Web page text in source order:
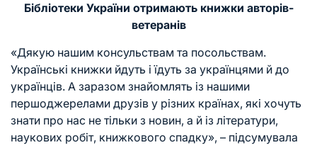
Бібліотеки України отримають книжки авторів-
ветеранів
«Дякую нашим консульствам та посольствам.
Українські книжки йдуть і їдуть за українцями й до
українців. А заразом знайомлять із нашими
першоджерелами друзів у різних країнах, які хочуть
знати про нас не тільки з новин, а й із літератури,
наукових робіт, книжкового спадку», – підсумувала